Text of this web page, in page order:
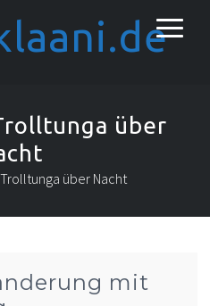
über
Trolltunga über Nacht
mit